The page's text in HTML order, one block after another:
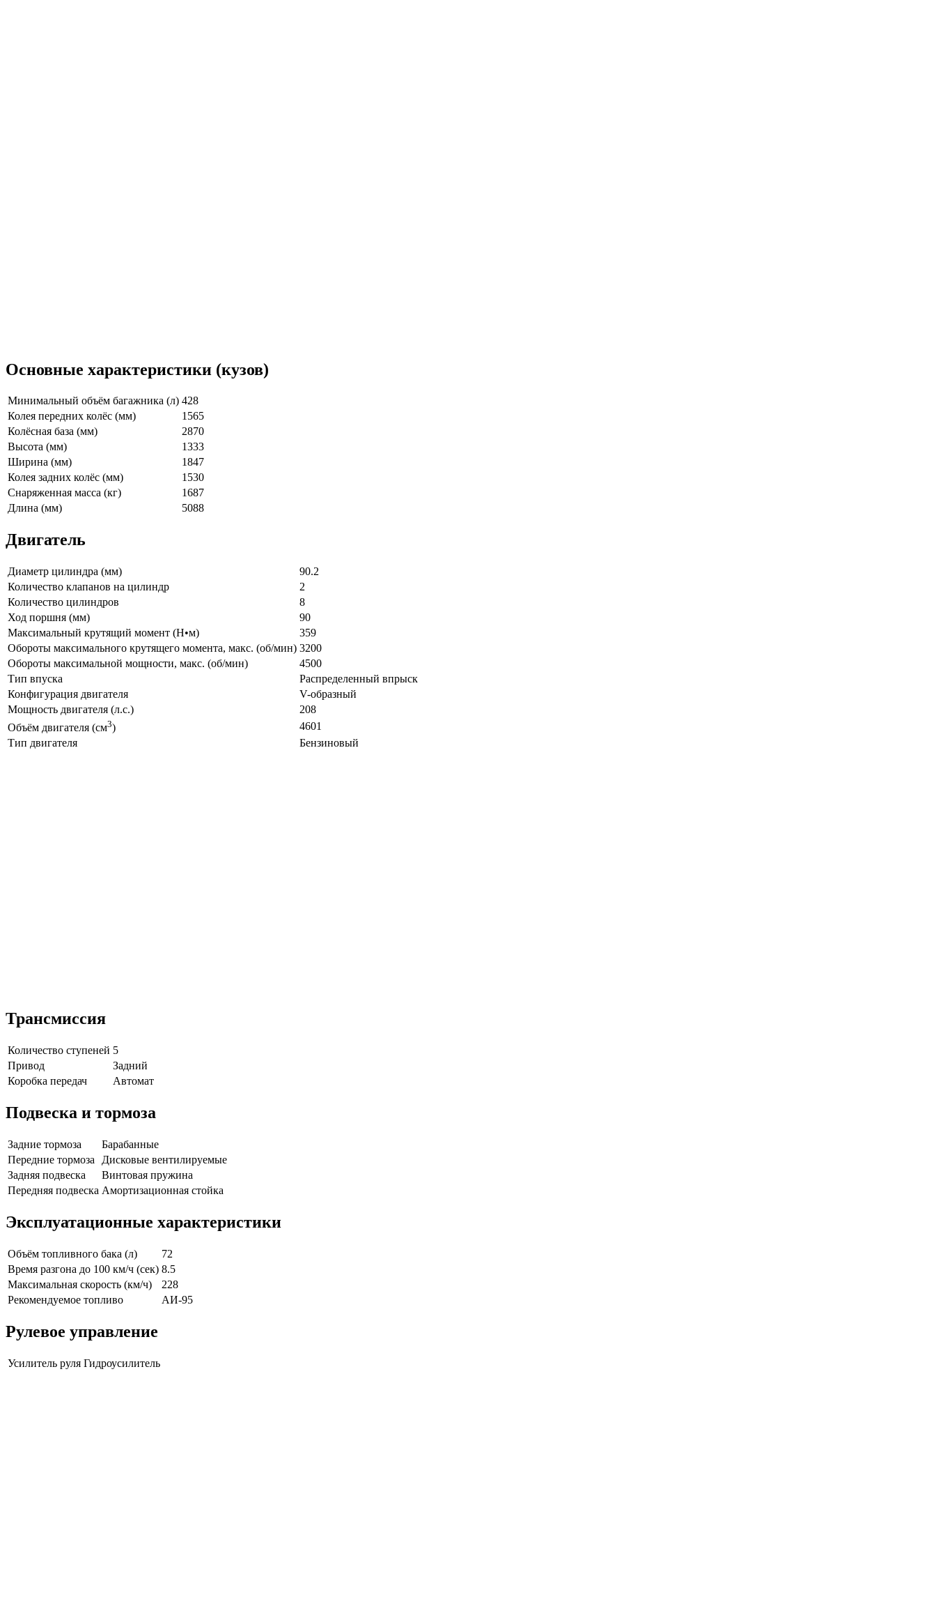
Основные характеристики (кузов)
Минимальный объём багажника (л) 428
Колея передних колёс (мм)
1565
Колёсная база (мм)
2870
Высота (мм)
1333
Ширина (мм)
1847
Колея задних колёс (мм)
1530
Снаряженная масса (кг)
1687
Длина (мм)
5088
Двигатель
Диаметр цилиндра (мм)
90.2
Количество клапанов на цилиндр
2
Количество цилиндров
8
Ход поршня (мм)
90
Максимальный крутящий момент (Н•м)
359
Обороты максимального крутящего момента, макс. (об/мин) 3200
Обороты максимальной мощности, макс. (об/мин)
4500
Тип впуска
Распределенный впрыск
Конфигурация двигателя
V-образный
Мощность двигателя (л.с.)
208
Объём двигателя (см3)
4601
Тип двигателя
Бензиновый
Трансмиссия
Количество ступеней 5
Привод
Задний
Коробка передач
Автомат
Подвеска и тормоза
Задние тормоза
Барабанные
Передние тормоза
Дисковые вентилируемые
Задняя подвеска
Винтовая пружина
Передняя подвеска Амортизационная стойка
Эксплуатационные характеристики
Объём топливного бака (л)
72
Время разгона до 100 км/ч (сек) 8.5
Максимальная скорость (км/ч)
228
Рекомендуемое топливо
АИ-95
Рулевое управление
Усилитель руля Гидроусилитель